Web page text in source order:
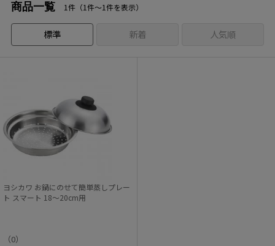
商品一覧 1件（1件〜1件を表示）
標準 新着 人気順
ヨシカワ お鍋にのせて簡単蒸しプレー
ト スマート 18～20cm用
（0）